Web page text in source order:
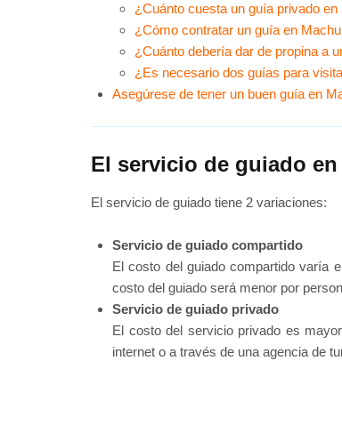
¿Cuánto cuesta un guía privado
¿Cómo contratar un guía en
¿Cuánto debería dar de propina a
¿Es necesario dos guías para
Asegúrese de tener un buen guía en
El servicio de guiado
El servicio de guiado tiene 2 variaciones:
Servicio de guiado compartido
El costo del guiado compartido varía
costo del guiado será menor por
Servicio de guiado privado
El costo del servicio privado es
internet o a través de una agencia de